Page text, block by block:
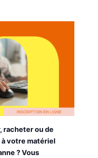
racheter ou de
votre matériel
? Vous